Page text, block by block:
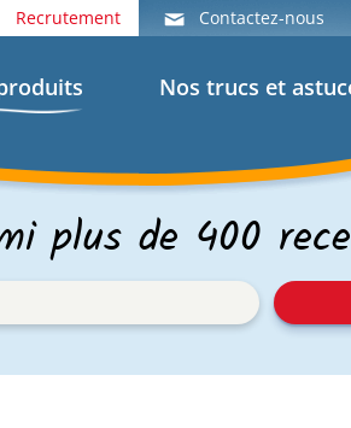
plus de 400
Recrutement Contactez-nous
Nos trucs et